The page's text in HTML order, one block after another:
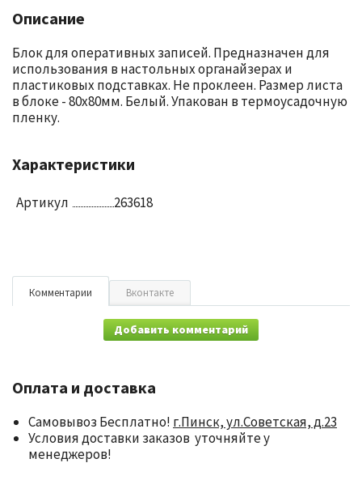
Описание
Блок для оперативных записей. Предназначен для
использования в настольных органайзерах и
пластиковых подставках. Не проклеен. Размер листа
в блоке - 80х80мм. Белый. Упакован в термоусадочную
пленку.
Характеристики
Артикул 263618
Комментарии Вконтакте
Добавить комментарий
Оплата и доставка
Самовывоз Бесплатно! г.Пинск, ул.Советская, д.23
Условия доставки заказов уточняйте у
менеджеров!